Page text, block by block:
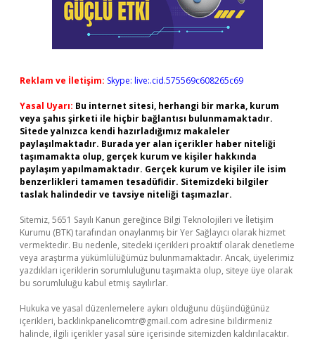
Reklam ve İletişim: Skype: live:.cid.575569c608265c69
Yasal Uyarı: Bu internet sitesi, herhangi bir marka, kurum
veya şahıs şirketi ile hiçbir bağlantısı bulunmamaktadır.
Sitede yalnızca kendi hazırladığımız makaleler
paylaşılmaktadır. Burada yer alan içerikler haber niteliği
taşımamakta olup, gerçek kurum ve kişiler hakkında
paylaşım yapılmamaktadır. Gerçek kurum ve kişiler ile isim
benzerlikleri tamamen tesadüfidir. Sitemizdeki bilgiler
taslak halindedir ve tavsiye niteliği taşımazlar.
Sitemiz, 5651 Sayılı Kanun gereğince Bilgi Teknolojileri ve İletişim
Kurumu (BTK) tarafından onaylanmış bir Yer Sağlayıcı olarak hizmet
vermektedir. Bu nedenle, sitedeki içerikleri proaktif olarak denetleme
veya araştırma yükümlülüğümüz bulunmamaktadır. Ancak, üyelerimiz
yazdıkları içeriklerin sorumluluğunu taşımakta olup, siteye üye olarak
bu sorumluluğu kabul etmiş sayılırlar.
Hukuka ve yasal düzenlemelere aykırı olduğunu düşündüğünüz
içerikleri, backlinkpanelicomtr@gmail.com adresine bildirmeniz
halinde, ilgili içerikler yasal süre içerisinde sitemizden kaldırılacaktır.